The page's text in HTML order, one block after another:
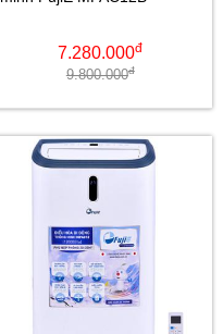
7.280.000đ
9.800.000đ